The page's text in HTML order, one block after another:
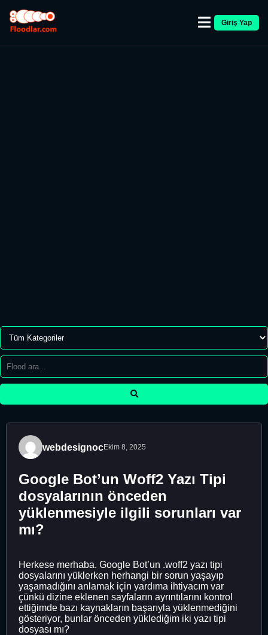
Giriş Yap
webdesignocEkim 8, 2025
Google Bot’un Woff2 Yazı Tipi
dosyalarının önceden
yüklenmesiyle ilgili sorunları var
mı?
Herkese merhaba. Google Bot’un .woff2 yazı tipi
dosyalarını yüklerken herhangi bir sorun yaşayıp
yaşamadığını anlamak için yardıma ihtiyacım var
çünkü dizine eklenen sayfaların ayrıntılarını kontrol
ettiğimde bazı kaynakların başarıyla yüklenmediğini
gösteriyor, bunlar önceden yüklediğim iki yazı tipi
dosyası mı?